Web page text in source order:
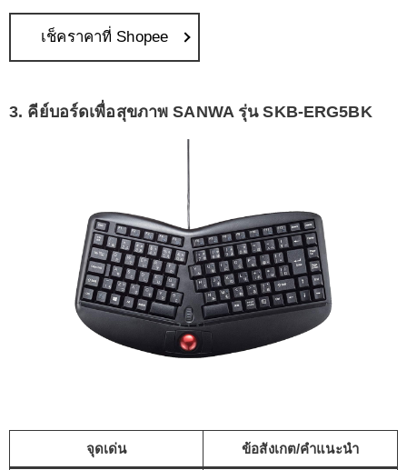
เช็คราคาที่ Shopee
3. คีย์บอร์ดเพื่อสุขภาพ SANWA รุ่น SKB-ERG5BK
จุดเด่น ข้อสังเกต/คำแนะนำ